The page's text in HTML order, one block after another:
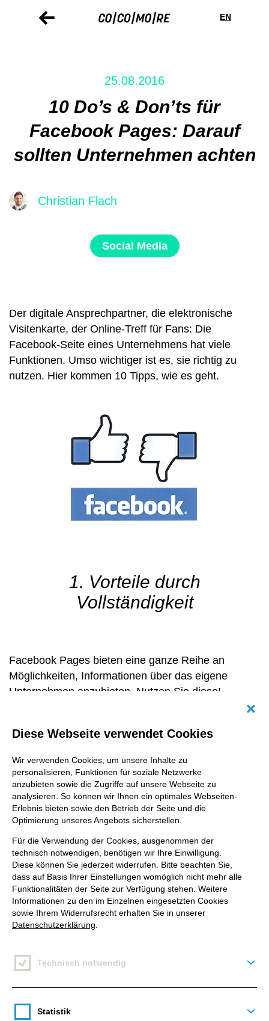
Einstellungen
EN
25.08.2016
10 Do’s & Don’ts für
Facebook Pages: Darauf
sollten Unternehmen achten
Christian Flach
Social Media
Der digitale Ansprechpartner, die elektronische
Visitenkarte, der Online-Treff für Fans: Die
Facebook-Seite eines Unternehmens hat viele
Funktionen. Umso wichtiger ist es, sie richtig zu
nutzen. Hier kommen 10 Tipps, wie es geht.
1. Vorteile durch
Vollständigkeit
Facebook Pages bieten eine ganze Reihe an
Möglichkeiten, Informationen über das eigene
Unternehmen anzubieten. Nutzen Sie diese!
interessieren. Füllen Sie die Seiteninfos aus (Link
zur Website, Öffnungszeiten, etc.) und setzen Sie
einen Call-to-Action im Titelbild ein (Nachricht
schicken, Video abspielen, anrufen usw.). Ein
Impressum anzugeben ist übrigens Pflicht! Warum
das alles? Eine vollständig ausgefüllte Seite ist wie
Miete, macht aber Lust auf mehr.
2. Regelmäßig (guten) Content
Seite nicht wie eine Karteileiche aussieht. Ein Post
Diese Webseite verwendet Cookies
Wir verwenden Cookies, um unsere Inhalte zu
personalisieren, Funktionen für soziale Netzwerke
anzubieten sowie die Zugriffe auf unsere Webseite zu
analysieren. So können wir Ihnen ein optimales Webseiten-
Erlebnis bieten sowie den Betrieb der Seite und die
Optimierung unseres Angebots sicherstellen.
Für die Verwendung der Cookies, ausgenommen der
technisch notwendigen, benötigen wir Ihre Einwilligung.
Diese können Sie jederzeit widerrufen. Bitte beachten Sie,
dass auf Basis Ihrer Einstellungen womöglich nicht mehr alle
Funktionalitäten der Seite zur Verfügung stehen. Weitere
Informationen zu den im Einzelnen eingesetzten Cookies
sowie Ihrem Widerrufsrecht erhalten Sie in unserer
Datenschutzerklärung
Technisch notwendig
Statistik